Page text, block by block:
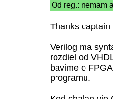
Od reg.: nemam
Thanks captain
Verilog ma
rozdiel od
bavime o
programu.